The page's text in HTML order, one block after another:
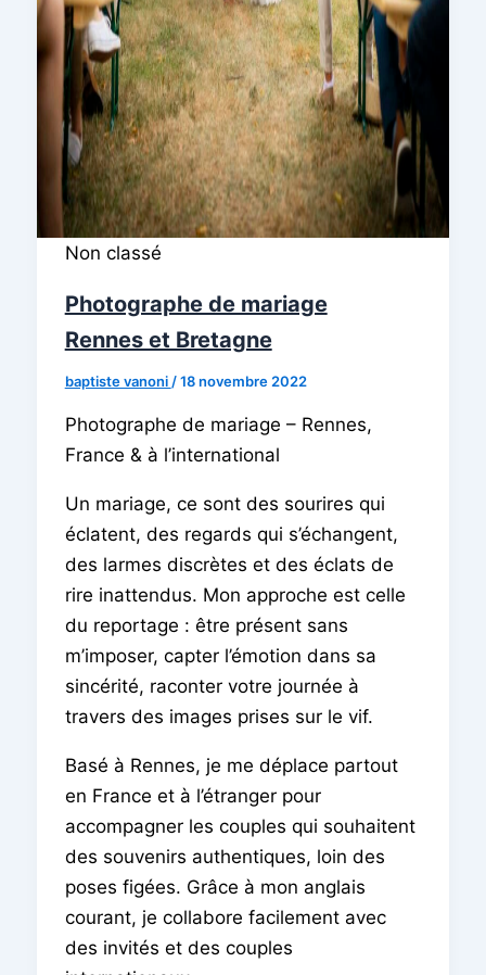
Non classé
Photographe de mariage
Rennes et Bretagne
baptiste vanoni /18 novembre 2022
Photographe de mariage – Rennes,
France & à l’international
Un mariage, ce sont des sourires qui
éclatent, des regards qui s’échangent,
des larmes discrètes et des éclats de
rire inattendus. Mon approche est celle
du reportage : être présent sans
m’imposer, capter l’émotion dans sa
sincérité, raconter votre journée à
travers des images prises sur le vif.
Basé à Rennes, je me déplace partout
en France et à l’étranger pour
accompagner les couples qui souhaitent
des souvenirs authentiques, loin des
poses figées. Grâce à mon anglais
courant, je collabore facilement avec
des invités et des couples